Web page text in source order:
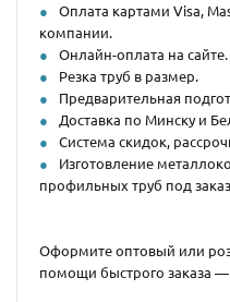
Оплата картами Visa,
компании.
Онлайн-оплата на сайте.
Резка труб в размер.
Предварительная
Доставка по Минску и
Система скидок,
Изготовление
профильных труб под
Оформите оптовый или
помощи быстрого заказа —